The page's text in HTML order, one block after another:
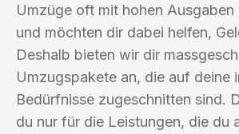
Umzüge oft mit hohen Ausgaben
und möchten dir dabei helfen,
Deshalb bieten wir dir
Umzugspakete an, die auf deine
Bedürfnisse zugeschnitten sind.
du nur für die Leistungen, die du